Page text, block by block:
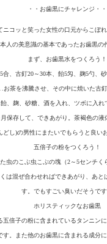
・・お歯黒にチャレンジ・・
コッと笑った女性の口元からこぼ
人の美意識の基本であったお歯黒の
まず、お歯黒水をつくろう！
、古釘20～30本、飴5匁、麹5勺、
.お茶を沸騰させ、その中に焼いた古
飴、麹、砂糖、酒を入れ、ツボに入れ
保存して、できあがり。茶褐色の
し)の男性にまたいでもらうと良い
五倍子の粉をつくろう！
虫のこぶ虫こぶの塊（2～5センチく
は混ぜ合わせればできあがり、あ
す。でもすごい臭いだそうで
ホリスティックなお歯黒
倍子の粉に含まれているタンニン
す。また他のお歯黒に含まれる成分